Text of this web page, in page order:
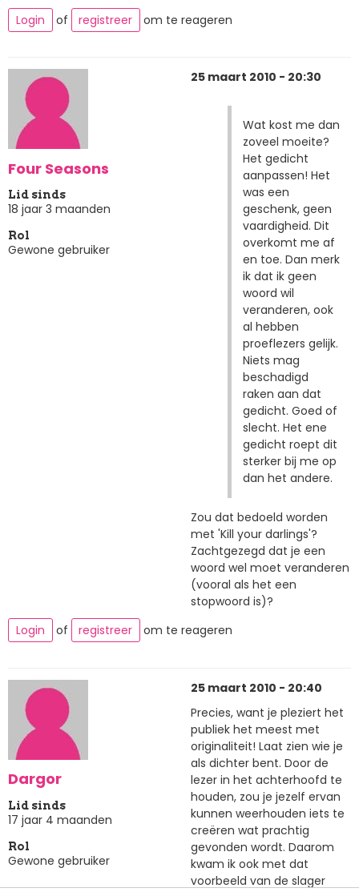
Login
of registreer om te reageren
Four Seasons
Lid sinds
18 jaar 3 maanden
Rol
Gewone gebruiker
25 maart 2010 - 20:30
Wat kost me dan
zoveel moeite?
Het gedicht
aanpassen! Het
was een
geschenk, geen
vaardigheid. Dit
overkomt me af
en toe. Dan merk
ik dat ik geen
woord wil
veranderen, ook
al hebben
proeflezers gelijk.
Niets mag
beschadigd
raken aan dat
gedicht. Goed of
slecht. Het ene
gedicht roept dit
sterker bij me op
dan het andere.
Zou dat bedoeld worden
met 'Kill your darlings'?
Zachtgezegd dat je een
woord wel moet veranderen
(vooral als het een
stopwoord is)?
Login
of registreer om te reageren
Dargor
Lid sinds
17 jaar 4 maanden
Rol
Gewone gebruiker
25 maart 2010 - 20:40
Precies, want je pleziert het
publiek het meest met
originaliteit! Laat zien wie je
als dichter bent. Door de
lezer in het achterhoofd te
houden, zou je jezelf ervan
kunnen weerhouden iets te
creëren wat prachtig
gevonden wordt. Daarom
kwam ik ook met dat
voorbeeld van de slager